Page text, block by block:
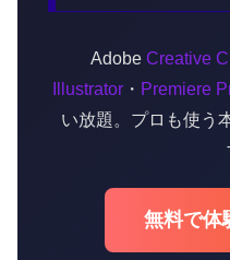
Adobe Creative
Illustrator・ Premiere
い放題。プロも使う
無料で体